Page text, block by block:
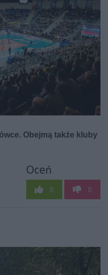
Oceń
0 0